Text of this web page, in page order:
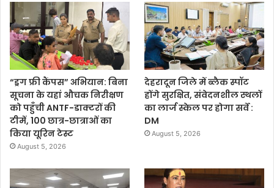
“ड्रग फ्री कैंपस” अभियान: बिना
सूचना के यहां औचक निरीक्षण
को पहुँची ANTF-डाक्टरों की
टीमें, 100 छात्र-छात्राओं का
किया यूरिन टेस्ट
August 5, 2026
देहरादून जिले में ब्लैक स्पॉट
होंगे सुरक्षित, संवेदनशील स्थलों
का लार्ज स्केल पर होगा सर्वे :
DM
August 5, 2026